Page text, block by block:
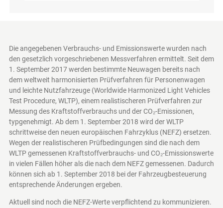
Die angegebenen Verbrauchs- und Emissionswerte wurden nach
den gesetzlich vorgeschriebenen Messverfahren ermittelt. Seit dem
1. September 2017 werden bestimmte Neuwagen bereits nach
dem weltweit harmonisierten Prüfverfahren für Personenwagen
und leichte Nutzfahrzeuge (Worldwide Harmonized Light Vehicles
Test Procedure, WLTP), einem realistischeren Prüfverfahren zur
Messung des Kraftstoffverbrauchs und der CO₂-Emissionen,
typgenehmigt. Ab dem 1. September 2018 wird der WLTP
schrittweise den neuen europäischen Fahrzyklus (NEFZ) ersetzen.
Wegen der realistischeren Prüfbedingungen sind die nach dem
WLTP gemessenen Kraftstoffverbrauchs- und CO₂-Emissionswerte
in vielen Fällen höher als die nach dem NEFZ gemessenen. Dadurch
können sich ab 1. September 2018 bei der Fahrzeugbesteuerung
entsprechende Änderungen ergeben.
Aktuell sind noch die NEFZ-Werte verpflichtend zu kommunizieren.